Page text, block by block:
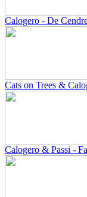
Calogero - De
Cats on Trees &
Calogero & Passi -